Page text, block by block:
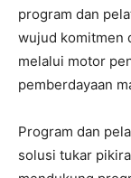
program dan
wujud komitmen
melalui motor
pemberdayaan
Program dan
solusi tukar